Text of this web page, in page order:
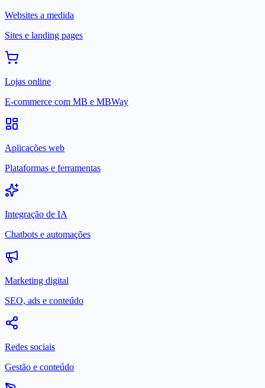
Websites a medida
Sites e landing pages
Lojas online
E-commerce com MB e MBWay
Aplicações web
Plataformas e ferramentas
Integração de IA
Chatbots e automações
Marketing digital
SEO, ads e conteúdo
Redes sociais
Gestão e conteúdo